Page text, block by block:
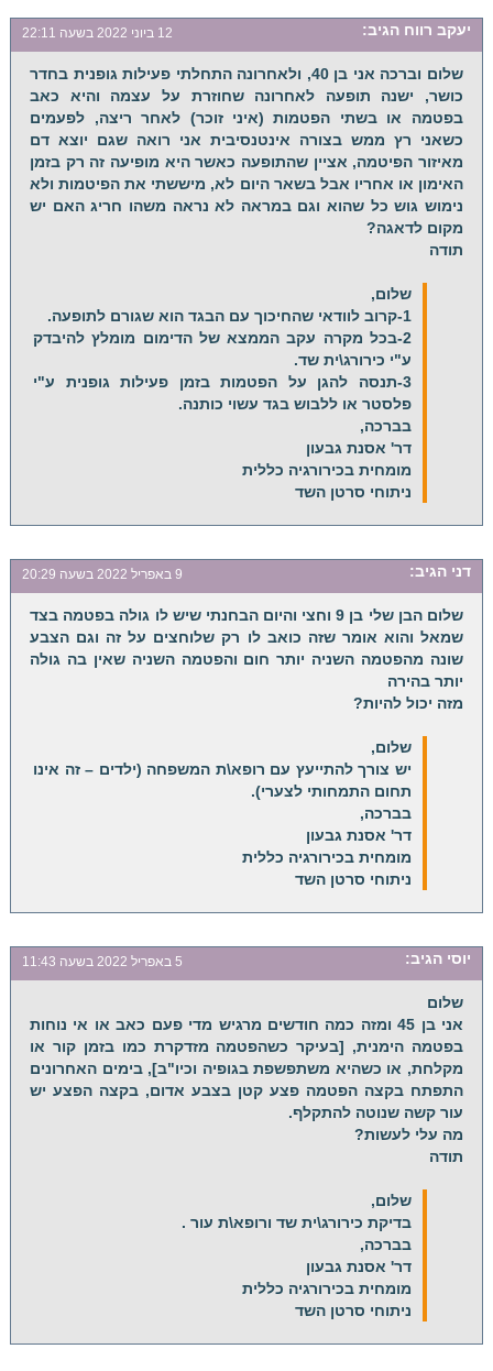
יעקב רווח הגיב: 12 ביוני 2022 בשעה 22:11
שלום וברכה אני בן 40, ולאחרונה התחלתי פעילות גופנית בחדר
כושר, ישנה תופעה לאחרונה שחוזרת על עצמה והיא כאב
בפטמה או בשתי הפטמות (איני זוכר) לאחר ריצה, לפעמים
כשאני רץ ממש בצורה אינטנסיבית אני רואה שגם יוצא דם
מאיזור הפיטמה, אציין שהתופעה כאשר היא מופיעה זה רק בזמן
האימון או אחריו אבל בשאר היום לא, מיששתי את הפיטמות ולא
נימוש גוש כל שהוא וגם במראה לא נראה משהו חריג האם יש
מקום לדאגה?
תודה
שלום,
1-קרוב לוודאי שהחיכוך עם הבגד הוא שגורם לתופעה.
2-בכל מקרה עקב הממצא של הדימום מומלץ להיבדק
ע"י כירורג\ית שד.
3-תנסה להגן על הפטמות בזמן פעילות גופנית ע"י
פלסטר או ללבוש בגד עשוי כותנה.
בברכה,
דר' אסנת גבעון
מומחית בכירורגיה כללית
ניתוחי סרטן השד
דני הגיב: 9 באפריל 2022 בשעה 20:29
שלום הבן שלי בן 9 וחצי והיום הבחנתי שיש לו גולה בפטמה בצד
שמאל והוא אומר שזה כואב לו רק שלוחצים על זה וגם הצבע
שונה מהפטמה השניה יותר חום והפטמה השניה שאין בה גולה
יותר בהירה
מזה יכול להיות?
שלום,
יש צורך להתייעץ עם רופא\ת המשפחה (ילדים – זה אינו
תחום התמחותי לצערי).
בברכה,
דר' אסנת גבעון
מומחית בכירורגיה כללית
ניתוחי סרטן השד
יוסי הגיב: 5 באפריל 2022 בשעה 11:43
שלום
אני בן 45 ומזה כמה חודשים מרגיש מדי פעם כאב או אי נוחות
בפטמה הימנית, [בעיקר כשהפטמה מזדקרת כמו בזמן קור או
מקלחת, או כשהיא משתפשפת בגופיה וכיו"ב], בימים האחרונים
התפתח בקצה הפטמה פצע קטן בצבע אדום, בקצה הפצע יש
עור קשה שנוטה להתקלף.
מה עלי לעשות?
תודה
שלום,
בדיקת כירורג\ית שד ורופא\ת עור .
בברכה,
דר' אסנת גבעון
מומחית בכירורגיה כללית
ניתוחי סרטן השד